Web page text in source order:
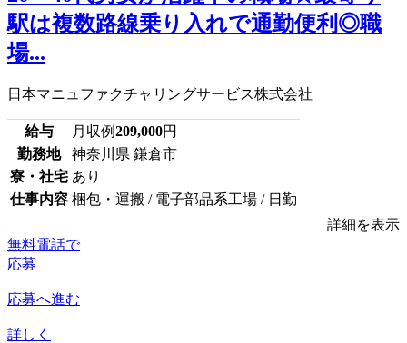
駅は複数路線乗り入れで通勤便利◎職
場...
日本マニュファクチャリングサービス株式会社
給与 月収例209,000円
勤務地
神奈川県 鎌倉市
寮・社宅 あり
仕事内容 梱包・運搬 / 電子部品系工場 / 日勤
詳細を表示
無料電話で
応募
応募へ進む
詳しく